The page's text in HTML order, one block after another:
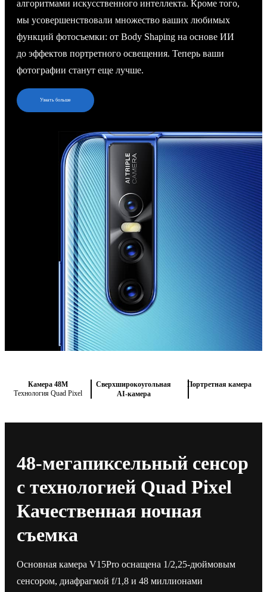
алгоритмами искусственного интеллекта. Кроме того,
мы усовершенствовали множество ваших любимых
функций фотосъемки: от Body Shaping на основе ИИ
до эффектов портретного освещения. Теперь ваши
фотографии станут еще лучше.
Узнать больше
Камера 48M
Технология Quad Pixel
Сверхширокоугольная
AI-камера
Портретная камера
48-мегапиксельный сенсор
с технологией Quad Pixel
Качественная ночная
съемка
Основная камера V15Pro оснащена 1/2,25-дюймовым
сенсором, диафрагмой f/1,8 и 48 миллионами